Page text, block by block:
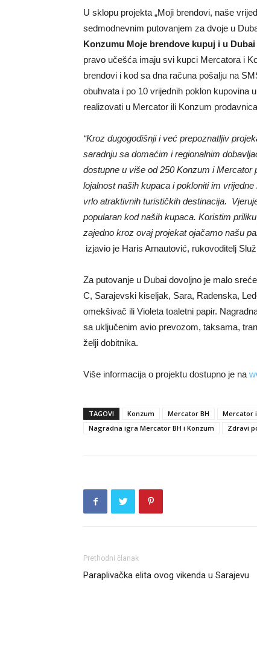
U sklopu projekta „Moji brendovi, naše
sedmodnevnim putovanjem za dvoje u
Konzumu Moje brendove kupuj i u
pravo učešća imaju svi kupci Mercatora i
brendovi i kod sa dna računa pošalju na
obuhvata i po 10 vrijednih poklon kupovina
realizovati u Mercator ili Konzum
“Kroz dugogodišnji i već prepoznatljiv
saradnju sa domaćim i regionalnim
dostupne u više od 250 Konzum i
lojalnost naših kupaca i pokloniti im
vrlo atraktivnih turističkih destinacija.
popularan kod naših kupaca. Koristim
zajedno kroz ovaj projekat ojačamo našu
izjavio je Haris Arnautović, rukovoditelj
Za putovanje u Dubai dovoljno je malo
C, Sarajevski kiseljak, Sara, Radenska,
omekšivač ili Violeta toaletni papir.
sa uključenim avio prevozom, taksama,
želji dobitnika.
Više informacija o projektu dostupno je na
TAGOVI Konzum Mercator BH
Mercator
Nagradna igra Mercator BH i Konzum
Zdravi
Prethodni članak
Paraplivačka elita ovog vikenda u Sarajevu